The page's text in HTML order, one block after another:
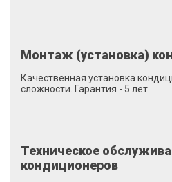
Монтаж (установка)
Качественная установка
сложности. Гарантия - 5 лет.
Техническое
кондиционеров